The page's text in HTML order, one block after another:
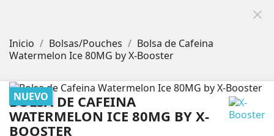
close
Inicio Bolsas/Pouches
Bolsa de Cafeina
Watermelon Ice 80MG by X-Booster
NUEVO
BOLSA DE CAFEINA
WATERMELON ICE 80MG BY X-
BOOSTER